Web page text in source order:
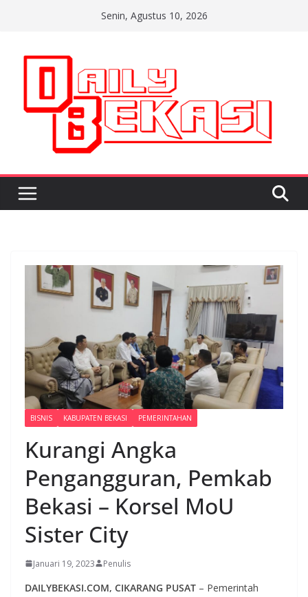
Senin, Agustus 10, 2026
BISNIS KABUPATEN BEKASI PEMERINTAHAN
Kurangi Angka
Pengangguran, Pemkab
Bekasi – Korsel MoU
Sister City
Januari 19, 2023 Penulis
DAILYBEKASI.COM, CIKARANG PUSAT – Pemerintah